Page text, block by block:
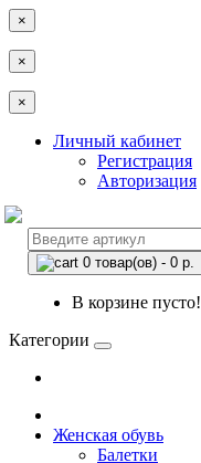
×
×
×
Личный кабинет
Регистрация
Авторизация
0 товар(ов) - 0 р.
В корзине пусто!
Категории
Женская обувь
Балетки